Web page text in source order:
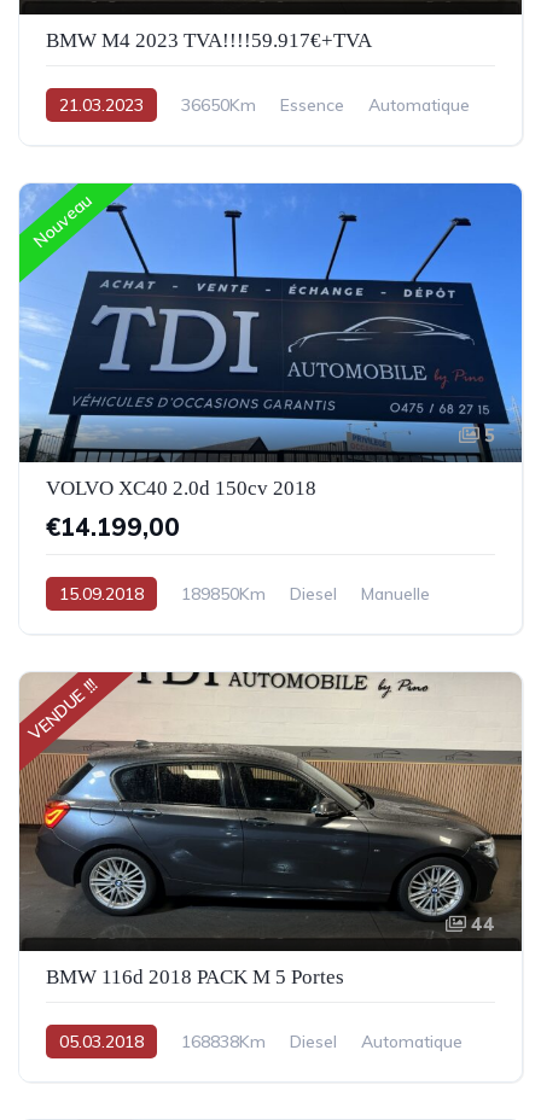
BMW M4 2023 TVA!!!!59.917€+TVA
21.03.2023 36650Km Essence Automatique
Nouveau
5
VOLVO XC40 2.0d 150cv 2018
€14.199,00
15.09.2018 189850Km Diesel Manuelle
VENDUE !!!
44
BMW 116d 2018 PACK M 5 Portes
05.03.2018 168838Km Diesel Automatique